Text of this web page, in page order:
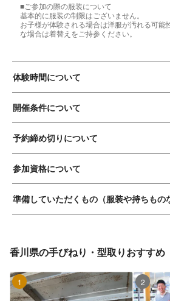
■ご参加の際の服装について
基本的に服装の制限はございません。
お子様が体験される場合は洋服が汚れる可能
な場合は着替えをご持参ください。
体験時間について
開催条件について
予約締め切りについて
参加資格について
準備していただくもの（服装や持ちもの
香川県の手びねり・型取りおすすめ
1位